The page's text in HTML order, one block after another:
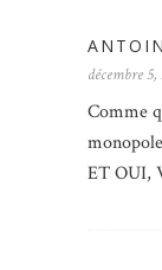
décembre
Comme
ET OUI,